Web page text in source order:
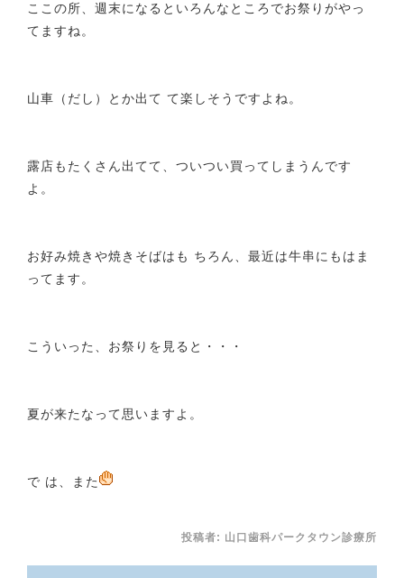
ここの所、週末になるといろんなところでお祭りがやっ
てますね。
山車（だし）とか出て て楽しそうですよね。
露店もたくさん出てて、ついつい買ってしまうんです
よ。
お好み焼きや焼きそばはも ちろん、最近は牛串にもはま
ってます。
こういった、お祭りを見ると・・・
夏が来たなって思いますよ。
で は、また
投稿者: 山口歯科パークタウン診療所